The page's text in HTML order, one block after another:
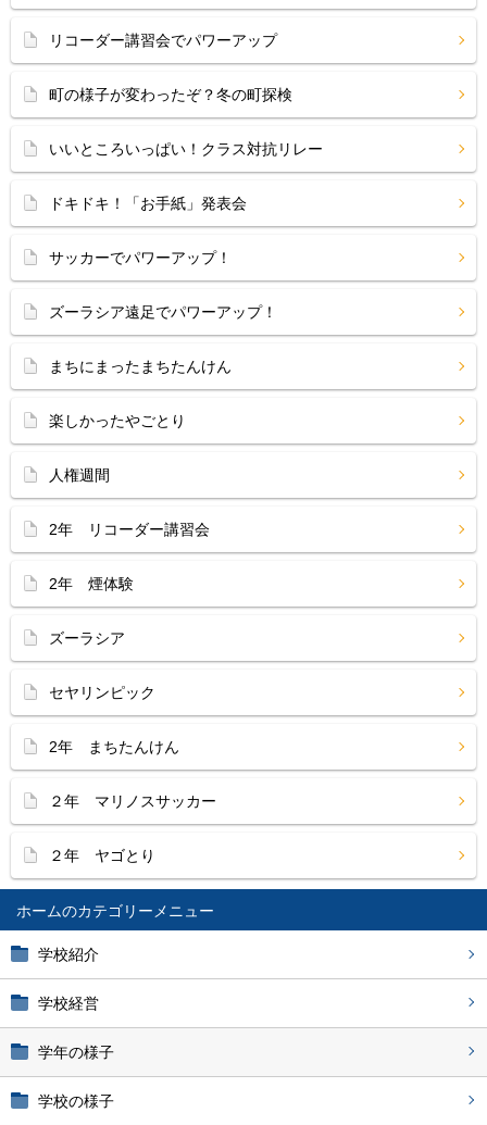
ホーム
学校紹介
学校経営
学年の様子
学校の様子
リコーダー講習会でパワーアップ
町の様子が変わったぞ？冬の町探検
いいところいっぱい！クラス対抗リレー
ドキドキ！「お手紙」発表会
サッカーでパワーアップ！
ズーラシア遠足でパワーアップ！
まちにまったまちたんけん
楽しかったやごとり
人権週間
2年 リコーダー講習会
2年 煙体験
ズーラシア
セヤリンピック
2年 まちたんけん
２年 マリノスサッカー
２年 ヤゴとり